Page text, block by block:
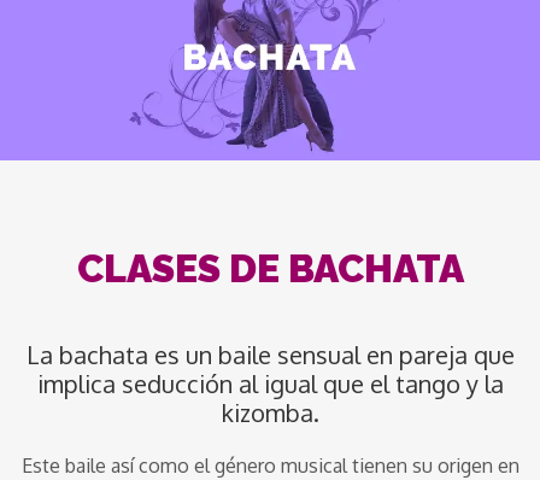
CLASES DE BACHATA
La bachata es un baile sensual en pareja que
implica seducción al igual que el tango y la
kizomba.
Este baile así como el género musical tienen su origen en